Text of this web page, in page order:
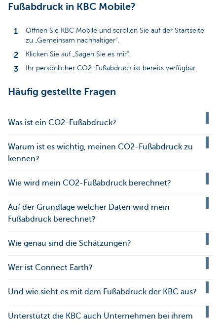
Fußabdruck in KBC Mobile?
Öffnen Sie KBC Mobile und scrollen Sie auf der Startseite
zu „Gemeinsam nachhaltiger“.
Klicken Sie auf „Sagen Sie es mir“.
Ihr persönlicher CO2-Fußabdruck ist bereits verfügbar.
Häufig gestellte Fragen
Was ist ein CO2-Fußabdruck?
Warum ist es wichtig, meinen CO2-Fußabdruck zu
kennen?
Wie wird mein CO2-Fußabdruck berechnet?
Auf der Grundlage welcher Daten wird mein
Fußabdruck berechnet?
Wie genau sind die Schätzungen?
Wer ist Connect Earth?
Und wie sieht es mit dem Fußabdruck der KBC aus?
Unterstützt die KBC auch Unternehmen bei ihrem